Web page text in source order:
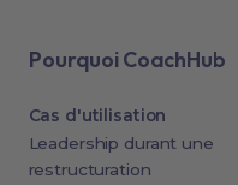
Pourquoi CoachHub
Cas d'utilisation
Leadership durant une
restructuration